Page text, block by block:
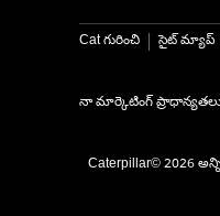
Cat గురించి సైట్ మ్యాప్
నా మార్కెటింగ్
Caterpillar© 2026